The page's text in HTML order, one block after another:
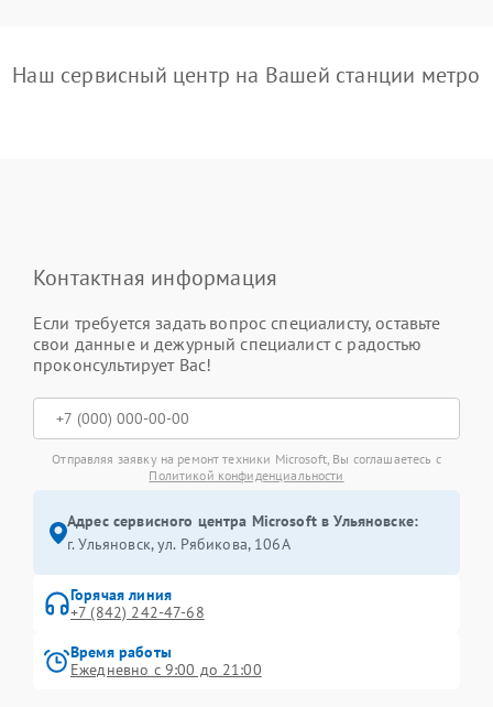
Наш сервисный центр на Вашей станции метро
Контактная информация
Если требуется задать вопрос специалисту, оставьте
свои данные и дежурный специалист с радостью
проконсультирует Вас!
Отправляя заявку на ремонт техники Microsoft, Вы соглашаетесь с
Политикой конфиденциальности
Адрес сервисного центра Microsoft в Ульяновске:
г. Ульяновск, ул. Рябикова, 106А
Горячая линия
+7 (842) 242-47-68
Время работы
Ежедневно с 9:00 до 21:00